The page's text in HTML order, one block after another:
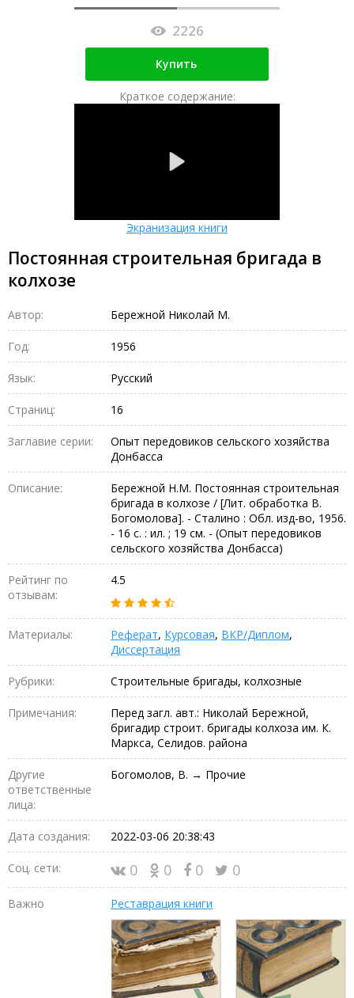
2226
Купить
Краткое содержание:
Экранизация книги
Постоянная строительная бригада в
колхозе
Автор: Бережной Николай М.
Год: 1956
Язык: Русский
Страниц: 16
Заглавие серии:
Опыт передовиков сельского хозяйства
Донбасса
Описание:
Бережной Н.М. Постоянная строительная
бригада в колхозе / [Лит. обработка В.
Богомолова]. - Сталино : Обл. изд-во, 1956.
- 16 с. : ил. ; 19 см. - (Опыт передовиков
сельского хозяйства Донбасса)
Рейтинг по
отзывам:
4.5
Материалы: Реферат, Курсовая, ВКР/Диплом,
Диссертация
Рубрики: Строительные бригады, колхозные
Примечания:
Перед загл. авт.: Николай Бережной,
бригадир строит. бригады колхоза им. К.
Маркса, Селидов. района
Другие
ответственные
лица:
Богомолов, В. → Прочие
Дата создания: 2022-03-06 20:38:43
Соц. сети: 0 0 0 0
Важно Реставрация книги